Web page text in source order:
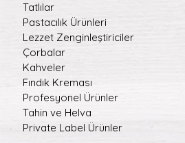
Tatlılar
Pastacılık Ürünleri
Lezzet Zenginleştiriciler
Çorbalar
Kahveler
Fındık Kreması
Profesyonel Ürünler
Tahin ve Helva
Private Label Ürünler